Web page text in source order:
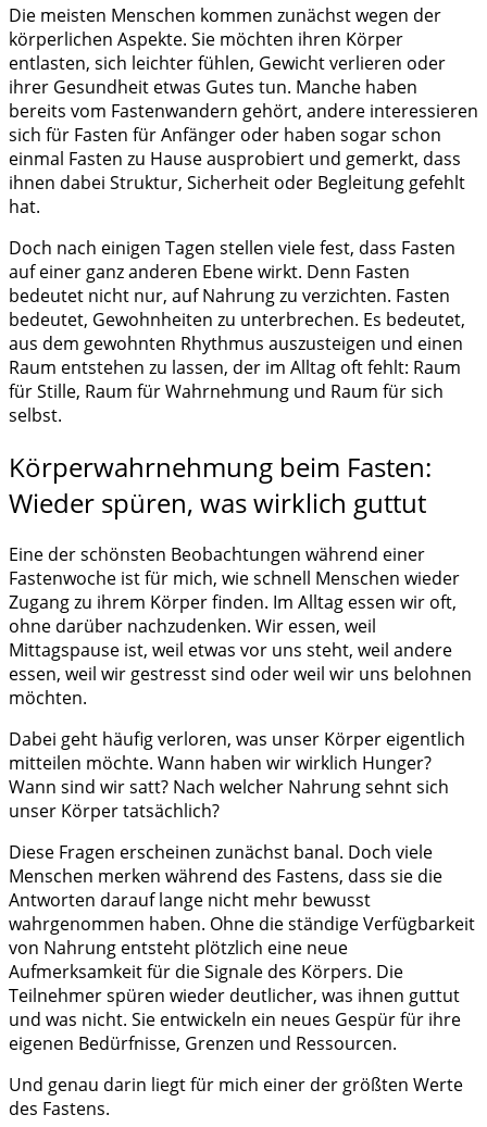
Die meisten Menschen kommen zunächst wegen der
körperlichen Aspekte. Sie möchten ihren Körper
entlasten, sich leichter fühlen, Gewicht verlieren oder
ihrer Gesundheit etwas Gutes tun. Manche haben
bereits vom Fastenwandern gehört, andere interessieren
sich für Fasten für Anfänger oder haben sogar schon
einmal Fasten zu Hause ausprobiert und gemerkt, dass
ihnen dabei Struktur, Sicherheit oder Begleitung gefehlt
hat.
Doch nach einigen Tagen stellen viele fest, dass Fasten
auf einer ganz anderen Ebene wirkt. Denn Fasten
bedeutet nicht nur, auf Nahrung zu verzichten. Fasten
bedeutet, Gewohnheiten zu unterbrechen. Es bedeutet,
aus dem gewohnten Rhythmus auszusteigen und einen
Raum entstehen zu lassen, der im Alltag oft fehlt: Raum
für Stille, Raum für Wahrnehmung und Raum für sich
selbst.
Körperwahrnehmung beim Fasten:
Wieder spüren, was wirklich guttut
Eine der schönsten Beobachtungen während einer
Fastenwoche ist für mich, wie schnell Menschen wieder
Zugang zu ihrem Körper finden. Im Alltag essen wir oft,
ohne darüber nachzudenken. Wir essen, weil
Mittagspause ist, weil etwas vor uns steht, weil andere
essen, weil wir gestresst sind oder weil wir uns belohnen
möchten.
Dabei geht häufig verloren, was unser Körper eigentlich
mitteilen möchte. Wann haben wir wirklich Hunger?
Wann sind wir satt? Nach welcher Nahrung sehnt sich
unser Körper tatsächlich?
Diese Fragen erscheinen zunächst banal. Doch viele
Menschen merken während des Fastens, dass sie die
Antworten darauf lange nicht mehr bewusst
wahrgenommen haben. Ohne die ständige Verfügbarkeit
von Nahrung entsteht plötzlich eine neue
Aufmerksamkeit für die Signale des Körpers. Die
Teilnehmer spüren wieder deutlicher, was ihnen guttut
und was nicht. Sie entwickeln ein neues Gespür für ihre
eigenen Bedürfnisse, Grenzen und Ressourcen.
Und genau darin liegt für mich einer der größten Werte
des Fastens.